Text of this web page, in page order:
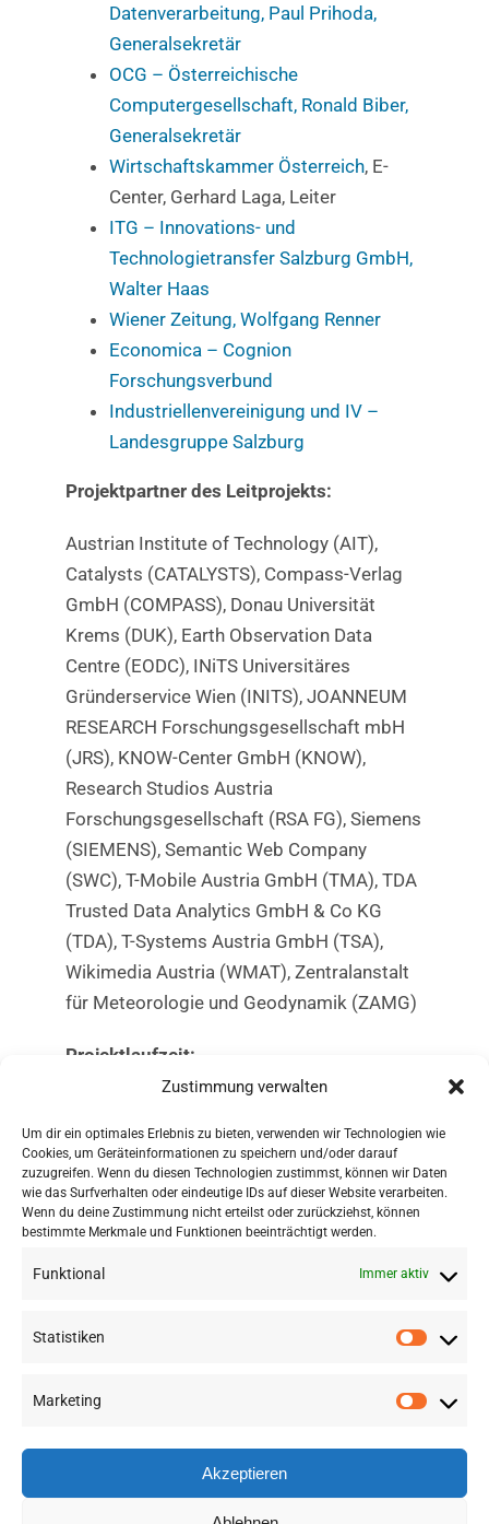
Zustimmung verwalten
Um dir ein optimales Erlebnis zu bieten, verwenden wir Technologien wie
Cookies, um Geräteinformationen zu speichern und/oder darauf
zuzugreifen. Wenn du diesen Technologien zustimmst, können wir Daten
wie das Surfverhalten oder eindeutige IDs auf dieser Website verarbeiten.
Wenn du deine Zustimmung nicht erteilst oder zurückziehst, können
bestimmte Merkmale und Funktionen beeinträchtigt werden.
Funktional Immer aktiv
Statistiken
Marketing
Akzeptieren
Datenverarbeitung, Paul Prihoda,
Generalsekretär
OCG – Österreichische
Computergesellschaft, Ronald Biber,
Generalsekretär
Wirtschaftskammer Österreich, E-
Center, Gerhard Laga, Leiter
ITG – Innovations- und
Technologietransfer Salzburg GmbH,
Walter Haas
Wiener Zeitung, Wolfgang Renner
Economica – Cognion
Forschungsverbund
Industriellenvereinigung und IV –
Landesgruppe Salzburg
Projektpartner des Leitprojekts:
Austrian Institute of Technology (AIT),
Catalysts (CATALYSTS), Compass-Verlag
GmbH (COMPASS), Donau Universität
Krems (DUK), Earth Observation Data
Centre (EODC), INiTS Universitäres
Gründerservice Wien (INITS), JOANNEUM
RESEARCH Forschungsgesellschaft mbH
(JRS), KNOW-Center GmbH (KNOW),
Research Studios Austria
Forschungsgesellschaft (RSA FG), Siemens
(SIEMENS), Semantic Web Company
(SWC), T-Mobile Austria GmbH (TMA), TDA
Trusted Data Analytics GmbH & Co KG
(TDA), T-Systems Austria GmbH (TSA),
Wikimedia Austria (WMAT), Zentralanstalt
für Meteorologie und Geodynamik (ZAMG)
Projektlaufzeit:
1. Oktober 2016 – 30. September 2019
Zur Anmeldung
Programmheft zum
Download
©2026 RSA FG | Presse|AGB|